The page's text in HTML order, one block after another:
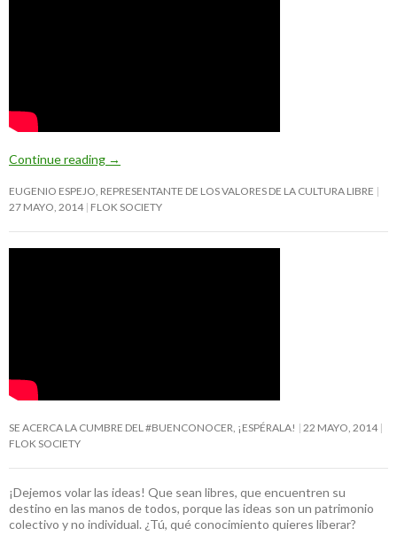
Continue reading →
EUGENIO ESPEJO, REPRESENTANTE DE LOS VALORES DE LA CULTURA LIBRE
27 MAYO, 2014 FLOK SOCIETY
SE ACERCA LA CUMBRE DEL #BUENCONOCER, ¡ESPÉRALA!
22 MAYO, 2014
FLOK SOCIETY
¡Dejemos volar las ideas! Que sean libres, que encuentren su
destino en las manos de todos, porque las ideas son un patrimonio
colectivo y no individual. ¿Tú, qué conocimiento quieres liberar?